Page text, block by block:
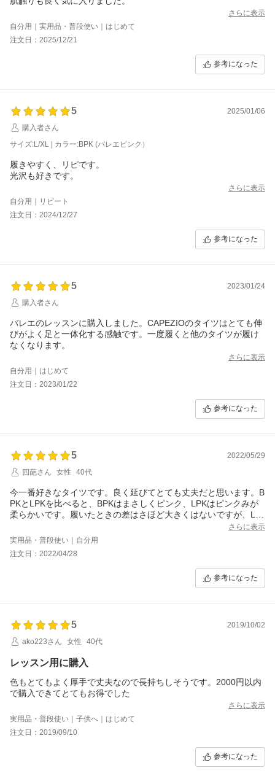
さらに表示
自分用｜実用品・普段使い｜はじめて
注文日：2025/12/21
参考になった
5
2025/01/06
購入者さん
サイズ:L/XL | カラー:BPK (バレエピンク）
履きやすく、リピです。
光沢も好きです。
さらに表示
自分用｜リピート
注文日：2024/12/27
参考になった
5
2023/01/24
購入者さん
バレエのレッスンに購入しました。CAPEZIOのタイツはとても伸
びがよく足と一体化する感触です。一度履くと他のタイツが履け
なくなります。
さらに表示
自分用｜はじめて
注文日：2023/01/22
参考になった
5
2022/05/29
四葩さん
女性 40代
今一番好きなタイツです。良く延びてとても丈夫だと思います。B
PKとLPKを比べると、BPKはまさしくピンク、LPKはピンクみが
柔らかいです。履いたときの差はさほど大きくはないですが、LP
さらに表示
実用品・普段使い｜自分用
注文日：2022/04/28
参考になった
5
2019/10/02
ako223さん
女性 40代
レッスン用に購入
色もとてもよく厚手で丈夫なので長持ちしそうです。2000円以内
で購入できてとてもお得でした
さらに表示
実用品・普段使い｜子供へ｜はじめて
注文日：2019/09/10
参考になった